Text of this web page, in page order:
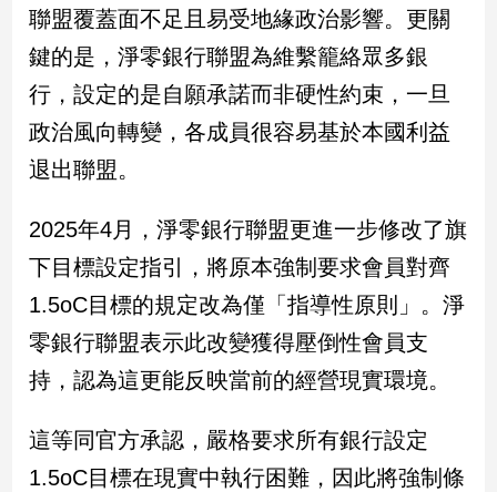
作
媒
體
投
稿
區
【我
觀
點】
聯盟覆蓋面不足且易受地緣政治影響。更關
鍵的是，淨零銀行聯盟為維繫籠絡眾多銀
行，設定的是自願承諾而非硬性約束，一旦
政治風向轉變，各成員很容易基於本國利益
退出聯盟。
2025年4月，淨零銀行聯盟更進一步修改了旗
下目標設定指引，將原本強制要求會員對齊
1.5oC目標的規定改為僅「指導性原則」。淨
零銀行聯盟表示此改變獲得壓倒性會員支
持，認為這更能反映當前的經營現實環境。
這等同官方承認，嚴格要求所有銀行設定
1.5oC目標在現實中執行困難，因此將強制條